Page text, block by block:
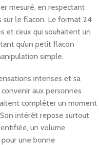
mesuré, en respectant
le flacon. Le format 24
et ceux qui souhaitent un
qu’un petit flacon
simple.
intenses et sa
aux personnes
compléter un moment
intérêt repose surtout
un volume
une bonne